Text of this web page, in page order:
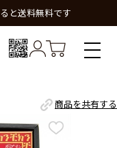
と送料無料です
商品を共有する